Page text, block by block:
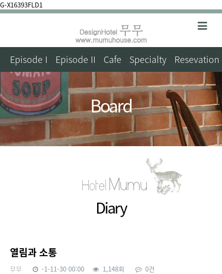
G-X16393FLD1
Episode I Episode II Cafe Specialty Resevation
Board
Diary
열림과 소통
무무 -1-11-30 00:00 1,148회 0건